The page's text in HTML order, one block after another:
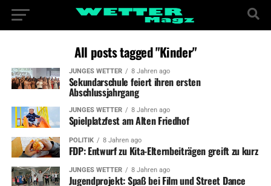
All posts tagged "Kinder"
JUNGES WETTER 8 Jahren ago
Sekundarschule feiert ihren ersten
Abschlussjahrgang
JUNGES WETTER 8 Jahren ago
Spielplatzfest am Alten Friedhof
POLITIK 8 Jahren ago
FDP: Entwurf zu Kita-Elternbeiträgen greift zu kurz
JUNGES WETTER 8 Jahren ago
Jugendprojekt: Spaß bei Film und Street Dance